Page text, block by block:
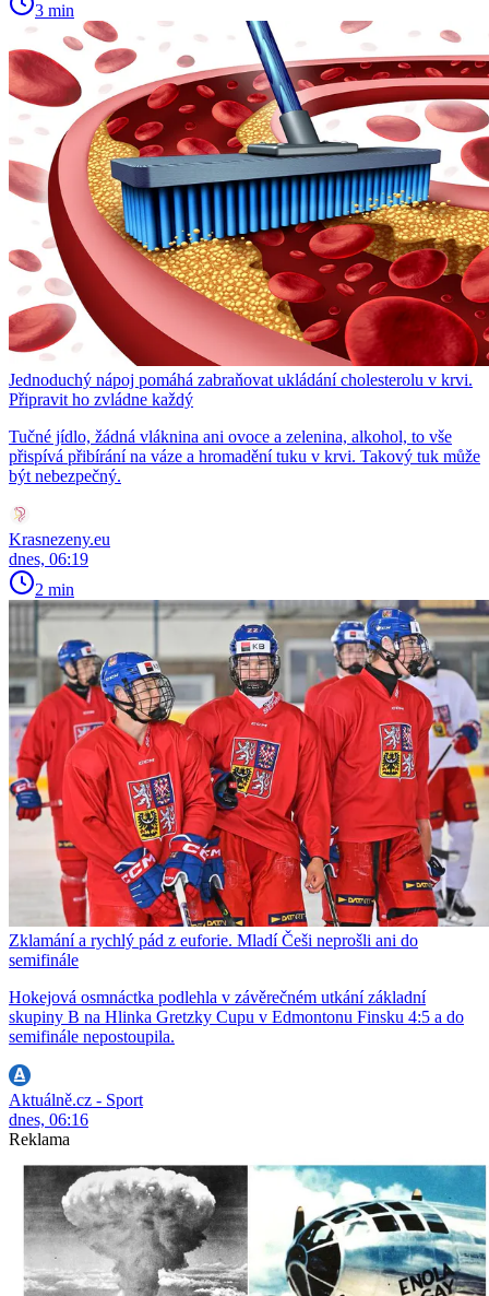
3 min
Jednoduchý nápoj pomáhá zabraňovat ukládání cholesterolu v krvi.
Připravit ho zvládne každý
Tučné jídlo, žádná vláknina ani ovoce a zelenina, alkohol, to vše
přispívá přibírání na váze a hromadění tuku v krvi. Takový tuk může
být nebezpečný.
Krasnezeny.eu
dnes, 06:19
2 min
Zklamání a rychlý pád z euforie. Mladí Češi neprošli ani do
semifinále
Hokejová osmnáctka podlehla v závěrečném utkání základní
skupiny B na Hlinka Gretzky Cupu v Edmontonu Finsku 4:5 a do
semifinále nepostoupila.
Aktuálně.cz - Sport
dnes, 06:16
Reklama